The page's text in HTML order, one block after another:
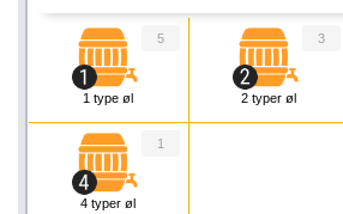
1 type øl
5
2 typer øl
3
4 typer øl
1